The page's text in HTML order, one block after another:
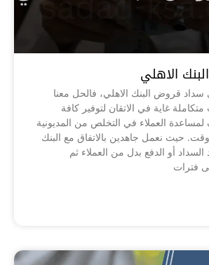
الاهلي
قروض البنك الاهلي، فالحل معنا
غاية في الاتقان لتوفير كافة
لمساعدة العملاء في التخلص من المديونية
حيث نعمل جاهدين بالاتفاق مع البنك
أو الدفع بدل من العملاء ثم
فترات